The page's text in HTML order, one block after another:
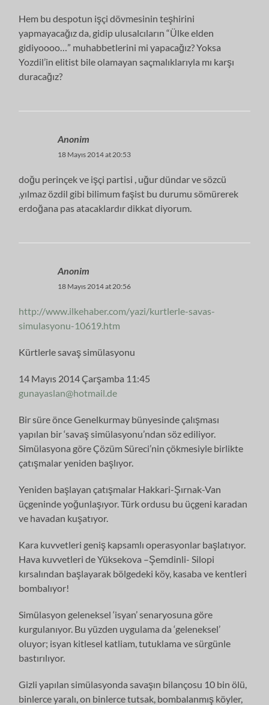
Hem bu despotun işçi dövmesinin teşhirini
yapmayacağız da, gidip ulusalcıların “Ülke elden
gidiyoooo…” muhabbetlerini mi yapacağız? Yoksa
Yozdil’in elitist bile olamayan saçmalıklarıyla mı karşı
duracağız?
Anonim
18 Mayıs 2014 at 20:53
doğu perinçek ve işçi partisi , uğur dündar ve sözcü
,yılmaz özdil gibi bilimum faşist bu durumu sömürerek
erdoğana pas atacaklardır dikkat diyorum.
Anonim
18 Mayıs 2014 at 20:56
http://www.ilkehaber.com/yazi/kurtlerle-savas-
simulasyonu-10619.htm
Kürtlerle savaş simülasyonu
14 Mayıs 2014 Çarşamba 11:45
gunayaslan@hotmail.de
Bir süre önce Genelkurmay bünyesinde çalışması
yapılan bir ‘savaş simülasyonu’ndan söz ediliyor.
Simülasyona göre Çözüm Süreci’nin çökmesiyle birlikte
çatışmalar yeniden başlıyor.
Yeniden başlayan çatışmalar Hakkari-Şırnak-Van
üçgeninde yoğunlaşıyor. Türk ordusu bu üçgeni karadan
ve havadan kuşatıyor.
Kara kuvvetleri geniş kapsamlı operasyonlar başlatıyor.
Hava kuvvetleri de Yüksekova –Şemdinli- Silopi
kırsalından başlayarak bölgedeki köy, kasaba ve kentleri
bombalıyor!
Simülasyon geleneksel ‘isyan’ senaryosuna göre
kurgulanıyor. Bu yüzden uygulama da ‘geleneksel’
oluyor; isyan kitlesel katliam, tutuklama ve sürgünle
bastırılıyor.
Gizli yapılan simülasyonda savaşın bilançosu 10 bin ölü,
binlerce yaralı, on binlerce tutsak, bombalanmış köyler,